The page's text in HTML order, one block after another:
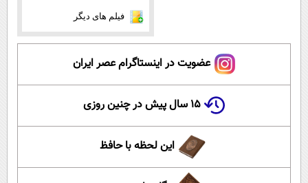
فیلم های دیگر
عضویت در اینستاگرام عصر ایران
۱۵ سال پیش در چنین روزی
این لحظه با حافظ